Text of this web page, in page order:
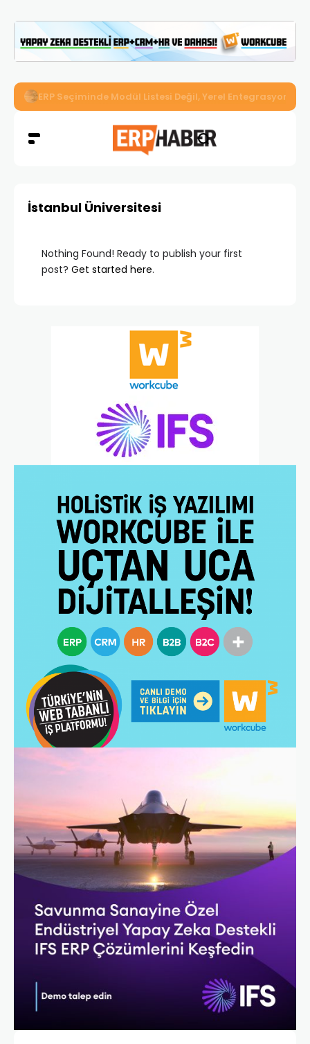
İkizler Aydınlatma, Workcube ERP ile Üretim, Satış ve
İstanbul Üniversitesi
Nothing Found! Ready to publish your first
post? Get started here.